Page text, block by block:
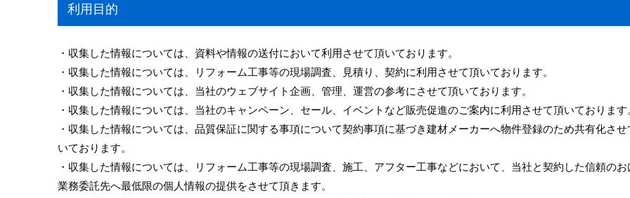
利用目的
・収集した情報については、資料や情報の送付において利用させて頂いております。
・収集した情報については、リフォーム工事等の現場調査、見積り、契約に利用させて頂いております。
・収集した情報については、当社のウェブサイト企画、管理、運営の参考にさせて頂いております。
・収集した情報については、当社のキャンペーン、セール、イベントなど販売促進のご案内に利用させて頂いております
・収集した情報については、品質保証に関する事項について契約事項に基づき建材メーカーへ物件登録のため共有化させ
いております。
・収集した情報については、リフォーム工事等の現場調査、施工、アフター工事などにおいて、当社と契約した信頼のお
業務委託先へ最低限の個人情報の提供をさせて頂きます。